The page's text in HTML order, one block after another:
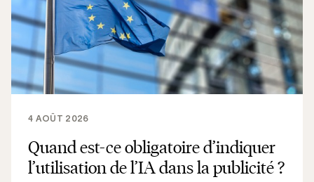
Quand est-ce obligatoire d’indiquer
l’utilisation de l’IA dans la publicité ?
4 AOÛT 2026